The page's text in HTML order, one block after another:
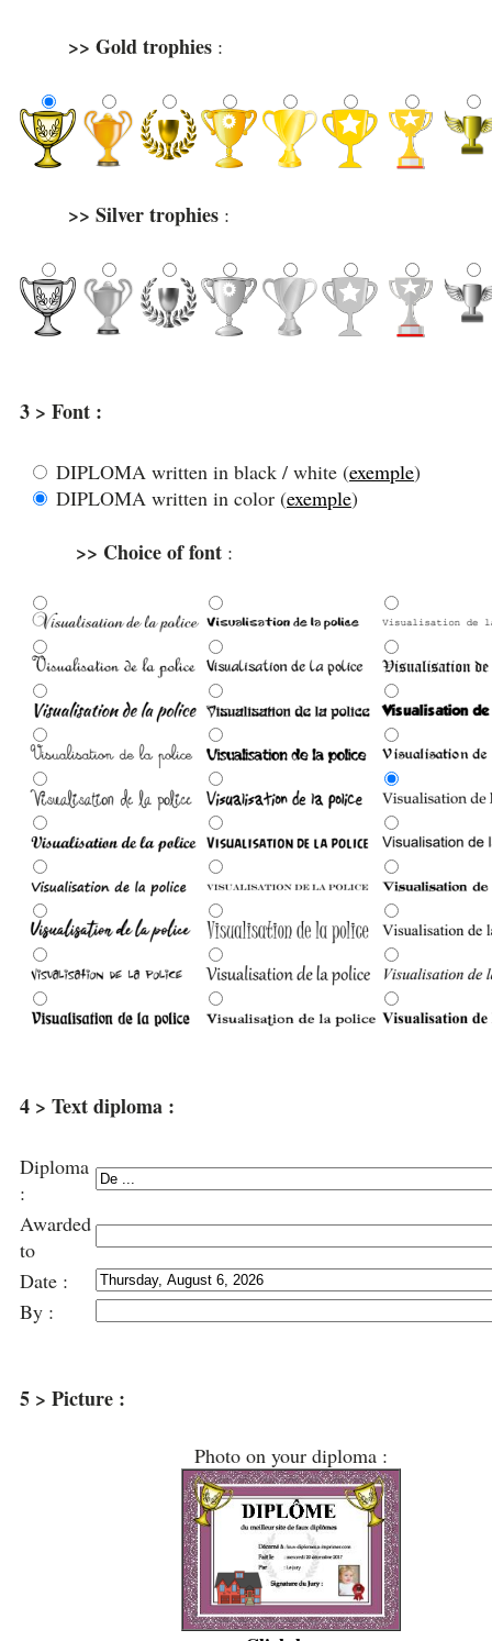
>> Gold trophies :
>> Silver trophies :
3 > Font :
DIPLOMA written in black / white (exemple)
DIPLOMA written in color (exemple)
>> Choice of font :
4 > Text diploma :
Diploma
:
Awarded
to
Date :
By :
5 > Picture :
Photo on your diploma :